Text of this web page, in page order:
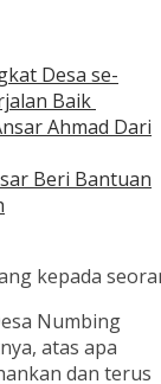
Desa se-
Baik
Ahmad Dari
Beri Bantuan
kepada
Numbing
atas apa
dan terus